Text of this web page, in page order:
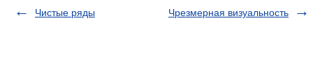
Чистые ряды
Чрезмерная визуальность